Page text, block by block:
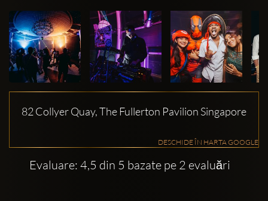
82 Collyer Quay, The Fullerton Pavilion Singapore
DESCHIDE ÎN HARTA GOOGLE
Evaluare: 4,5 din 5 bazate pe 2 evaluări